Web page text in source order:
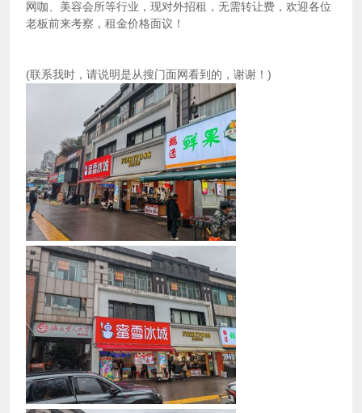
网咖、美容会所等行业，现对外招租，无需转让费，欢迎各位
老板前来考察，租金价格面议！
(联系我时，请说明是从搜门面网看到的，谢谢！)